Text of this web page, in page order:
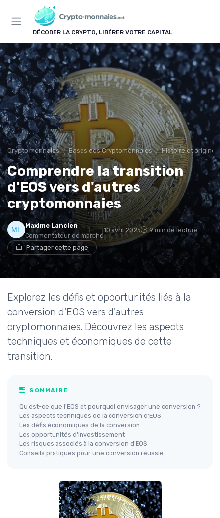
DÉCODER LA CRYPTO, LIBÉRER VOTRE CAPITAL
Crypto monnaies Bases des Cryptomonnaies Histoire et
Comprendre la transition
d'EOS vers d'autres
cryptomonnaies
Maxime Lancien
Commentateur de marché
10 avril 2025 9 min de lecture
Partager cette page
Explorez les défis et opportunités liés à la
conversion d'EOS vers d'autres
cryptomonnaies. Découvrez les aspects
techniques et économiques de cette
transition.
SOMMAIRE
Qu'est-ce que l'EOS et pourquoi envisager une conversion ?
Les aspects techniques de la conversion d'EOS
Les défis économiques de la conversion
Les opportunités d'investissement
Les risques associés à la conversion d'EOS
Conseils pratiques pour une conversion réussie
Panneau de gestion des cookies